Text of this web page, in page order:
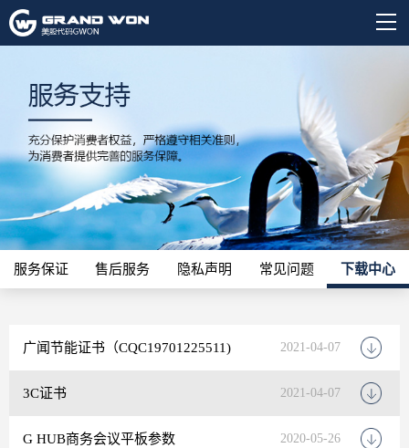
服务保证 售后服务 隐私声明 常见问题 下载中心
广闻节能证书（CQC19701225511) 2021-04-07
3C证书 2021-04-07
G HUB商务会议平板参数 2020-05-26